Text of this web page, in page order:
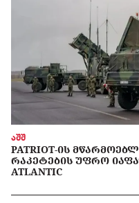
აშშ
PATRIOT-ᲘᲡ
ᲠᲐᲙᲔᲢᲔᲑᲘᲡ ᲣᲤᲠᲝ
ATLANTIC